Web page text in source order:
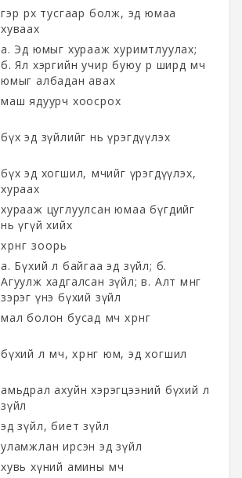
гэр өрх тусгаар болж, эд юмаа
хуваах
а. Эд юмыг хурааж хуримтлуулах;
б. Ял хэргийн учир буюу өр ширд өмч
юмыг албадан авах
маш ядуурч хоосрох
бүх эд зүйлийг нь үрэгдүүлэх
бүх эд хогшил, өмчийг үрэгдүүлэх,
хураах
хурааж цуглуулсан юмаа бүгдийг
нь үгүй хийх
хөрөнгө зоорь
а. Бүхий л байгаа эд зүйл; б.
Агуулж хадгалсан зүйл; в. Алт мөнгө
зэрэг үнэ бүхий зүйл
мал болон бусад өмч хөрөнгө
бүхий л өмч, хөрөнгө юм, эд хогшил
амьдрал ахуйн хэрэгцээний бүхий л
зүйл
эд зүйл, биет зүйл
уламжлан ирсэн эд зүйл
хувь хүний амины өмч